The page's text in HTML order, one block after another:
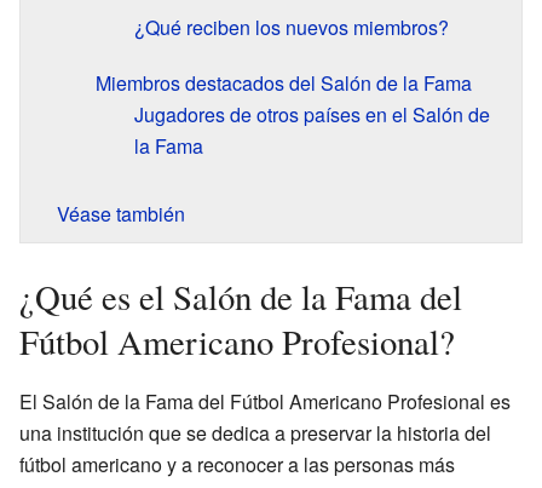
¿Qué reciben los nuevos miembros?
Miembros destacados del Salón de la Fama
Jugadores de otros países en el Salón de
la Fama
Véase también
¿Qué es el Salón de la Fama del
Fútbol Americano Profesional?
El Salón de la Fama del Fútbol Americano Profesional es
una institución que se dedica a preservar la historia del
fútbol americano y a reconocer a las personas más